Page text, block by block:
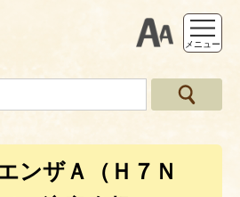
支援ツー
メニュー
ンザＡ（Ｈ７Ｎ